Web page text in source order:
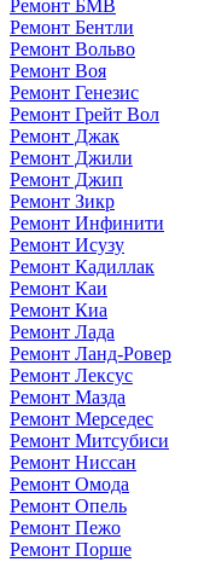
Ремонт БМВ
Ремонт Бентли
Ремонт Вольво
Ремонт Воя
Ремонт Генезис
Ремонт Грейт Вол
Ремонт Джак
Ремонт Джили
Ремонт Джип
Ремонт Зикр
Ремонт Инфинити
Ремонт Исузу
Ремонт Кадиллак
Ремонт Каи
Ремонт Киа
Ремонт Лада
Ремонт Ланд-Ровер
Ремонт Лексус
Ремонт Мазда
Ремонт Мерседес
Ремонт Митсубиси
Ремонт Ниссан
Ремонт Омода
Ремонт Опель
Ремонт Пежо
Ремонт Порше